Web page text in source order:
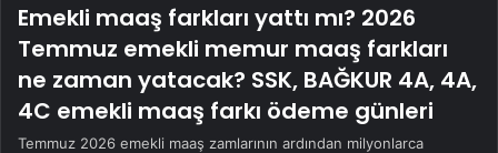
Emekli maaş farkları yattı mı? 2026
Temmuz emekli memur maaş farkları
ne zaman yatacak? SSK, BAĞKUR 4A, 4A,
4C emekli maaş farkı ödeme günleri
Temmuz 2026 emekli maaş zamlarının ardından milyonlarca